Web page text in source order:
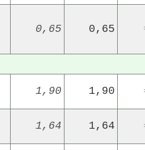
0,65 0,65
1,90 1,90
1,64 1,64